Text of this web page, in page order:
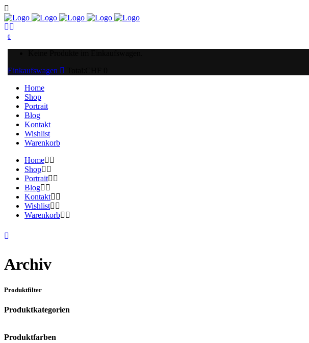
0
Einkaufswagen
Home
Shop
Portrait
Blog
Kontakt
Wishlist
Warenkorb
Home
Shop
Portrait
Blog
Kontakt
Wishlist
Warenkorb
Archiv
Produktfilter
Produktkategorien
Produktfarben